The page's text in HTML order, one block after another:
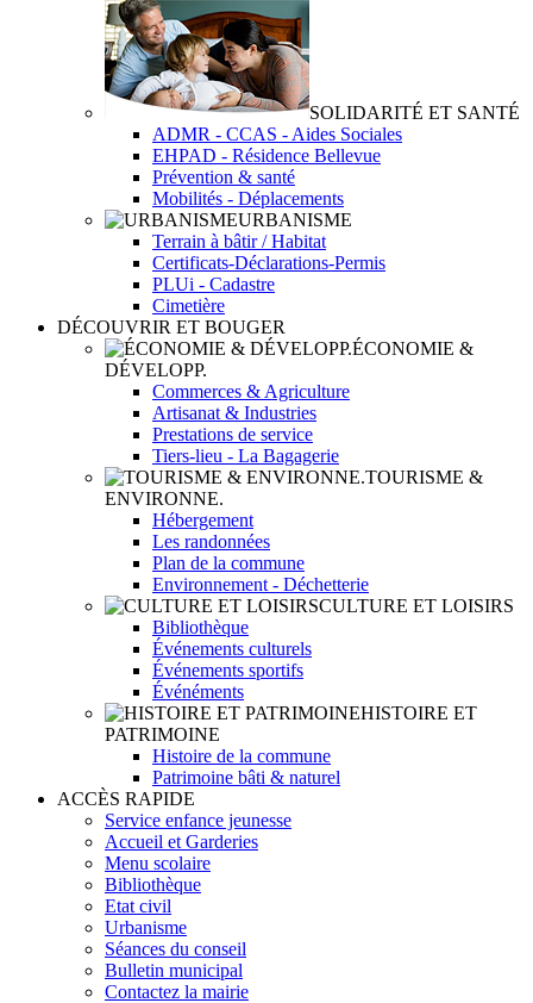
SOLIDARITÉ ET SANTÉ
ADMR - CCAS - Aides Sociales
EHPAD - Résidence Bellevue
Prévention & santé
Mobilités - Déplacements
URBANISME
Terrain à bâtir / Habitat
Certificats-Déclarations-Permis
PLUi - Cadastre
Cimetière
DÉCOUVRIR ET BOUGER
ÉCONOMIE &
DÉVELOPP.
Commerces & Agriculture
Artisanat & Industries
Prestations de service
Tiers-lieu - La Bagagerie
TOURISME &
ENVIRONNE.
Hébergement
Les randonnées
Plan de la commune
Environnement - Déchetterie
CULTURE ET LOISIRS
Bibliothèque
Événements culturels
Événements sportifs
Événéments
HISTOIRE ET
PATRIMOINE
Histoire de la commune
Patrimoine bâti & naturel
ACCÈS RAPIDE
Service enfance jeunesse
Accueil et Garderies
Menu scolaire
Bibliothèque
Etat civil
Urbanisme
Séances du conseil
Bulletin municipal
Contactez la mairie